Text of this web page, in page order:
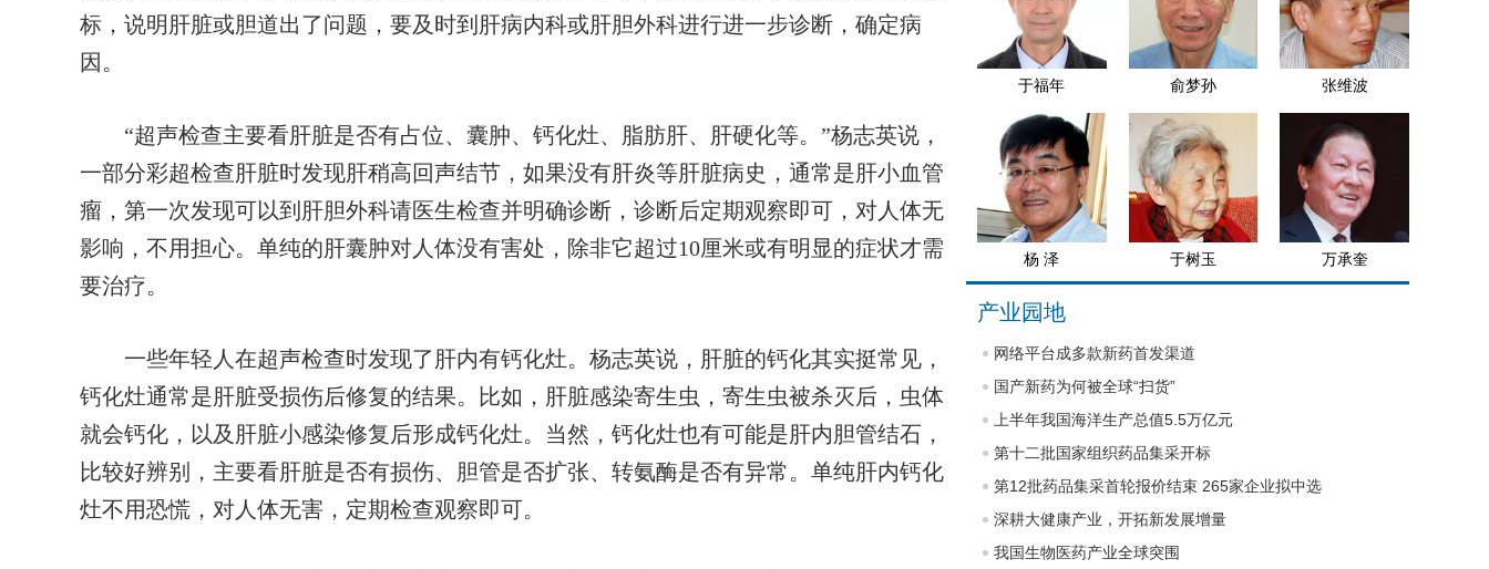
标，说明肝脏或胆道出了问题，要及时到肝病内科或肝胆外科进行进一步诊断，确定病
因。
“超声检查主要看肝脏是否有占位、囊肿、钙化灶、脂肪肝、肝硬化等。”杨志英说，
一部分彩超检查肝脏时发现肝稍高回声结节，如果没有肝炎等肝脏病史，通常是肝小血管
瘤，第一次发现可以到肝胆外科请医生检查并明确诊断，诊断后定期观察即可，对人体无
影响，不用担心。单纯的肝囊肿对人体没有害处，除非它超过10厘米或有明显的症状才需
要治疗。
一些年轻人在超声检查时发现了肝内有钙化灶。杨志英说，肝脏的钙化其实挺常见，
钙化灶通常是肝脏受损伤后修复的结果。比如，肝脏感染寄生虫，寄生虫被杀灭后，虫体
就会钙化，以及肝脏小感染修复后形成钙化灶。当然，钙化灶也有可能是肝内胆管结石，
比较好辨别，主要看肝脏是否有损伤、胆管是否扩张、转氨酶是否有异常。单纯肝内钙化
灶不用恐慌，对人体无害，定期检查观察即可。
于福年 俞梦孙 张维波
杨 泽 于树玉 万承奎
产业园地
网络平台成多款新药首发渠道
国产新药为何被全球“扫货”
上半年我国海洋生产总值5.5万亿元
第十二批国家组织药品集采开标
第12批药品集采首轮报价结束 265家企业拟中选
深耕大健康产业，开拓新发展增量
我国生物医药产业全球突围